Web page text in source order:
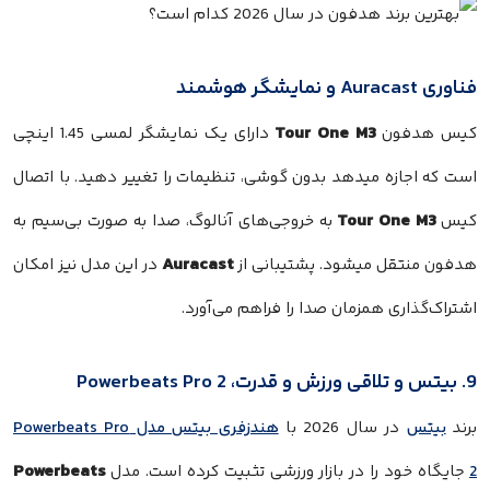
فناوری Auracast و نمایشگر هوشمند
کیس هدفونTour One M3
دارای یک نمایشگر لمسی 1.45 اینچی
است که اجازه میدهد بدون گوشی، تنظیمات را تغییر دهید. با اتصال
کیسTour One M3به خروجی‌های آنالوگ، صدا به صورت بی‌سیم به
هدفون منتقل میشود. پشتیبانی ازAuracastدر این مدل نیز امکان
اشتراک‌گذاری همزمان صدا را فراهم می‌آورد.
9. بیتس و تلاقی ورزش و قدرت، Powerbeats Pro 2
برندبیتسدر سال 2026 با
هندزفری بیتس مدل Powerbeats Pro
جایگاه خود را در بازار ورزشی تثبیت کرده است. مدلPowerbeats